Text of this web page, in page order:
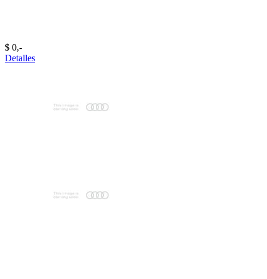
$ 0,-‍
Detalles